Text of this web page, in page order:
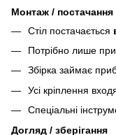
Монтаж / постачання
Стіл постачається
Потрібно лише
Збірка займає
Усі кріплення
Спеціальні
Догляд / зберігання